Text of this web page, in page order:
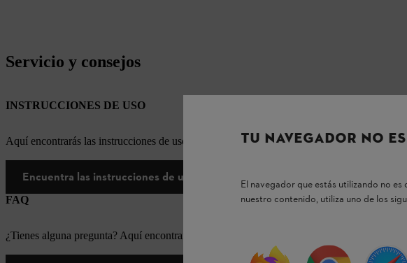
Servicio y consejos
INSTRUCCIONES DE USO
Aquí encontrarás las instrucciones de uso correspondientes a nuestros productos STIHL
Encuentra las instrucciones de uso aquí
FAQ
¿Tienes alguna pregunta? Aquí encontrarás las respuestas a las preguntas más frecuentes
TU NAVEGADOR NO
El navegador que estás utilizando no
nuestro contenido, utiliza uno de los